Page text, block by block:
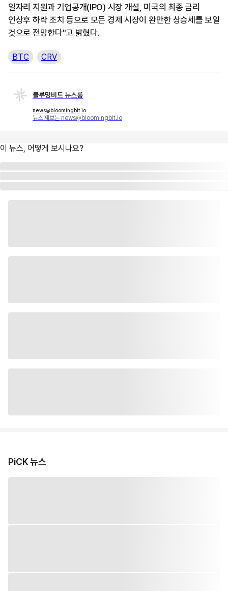
일자리 지원과 기업공개(IPO) 시장 개설, 미국의 최종 금리
인상후 하락 조치 등으로 모든 경제 시장이 완만한 상승세를 보일
것으로 전망한다"고 밝혔다.
BTC CRV
블루밍비트 뉴스룸
news@bloomingbit.io
뉴스 제보는 news@bloomingbit.io
이 뉴스, 어떻게 보시나요?
PiCK 뉴스